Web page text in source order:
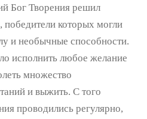
Бог Творения решил
победители которых могли
и необычные способности.
исполнить любое желание
множество
и выжить. С того
проводились регулярно,